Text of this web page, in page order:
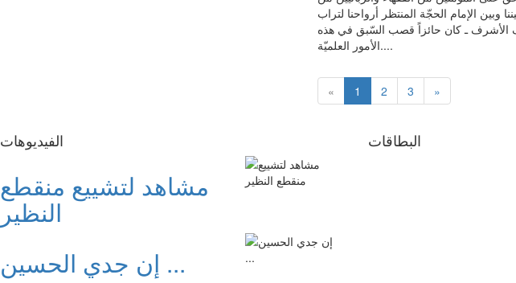
وبين الإمام الحجّة المنتظر أرواحنا لتراب
الأشرف ـ كان حائزاً قصب السّبق في هذه
الأمور العلميّة....
« 1 2 3 »
الفیدیوهات
مشاهد لتشييع منقطع
النظير
إن جدي الحسين ...
البطاقات